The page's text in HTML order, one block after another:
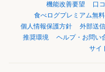
機能改善要望
口
食べログプレミアム無
個人情報保護方針
外部送
推奨環境
ヘルプ・お問い
サイ